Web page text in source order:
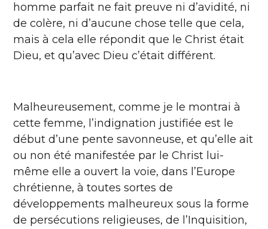
homme parfait ne fait preuve ni d’avidité, ni
de colère, ni d’aucune chose telle que cela,
mais à cela elle répondit que le Christ était
Dieu, et qu’avec Dieu c’était différent.
Malheureusement, comme je le montrai à
cette femme, l’indignation justifiée est le
début d’une pente savonneuse, et qu’elle ait
ou non été manifestée par le Christ lui-
même elle a ouvert la voie, dans l’Europe
chrétienne, à toutes sortes de
développements malheureux sous la forme
de persécutions religieuses, de l’Inquisition,